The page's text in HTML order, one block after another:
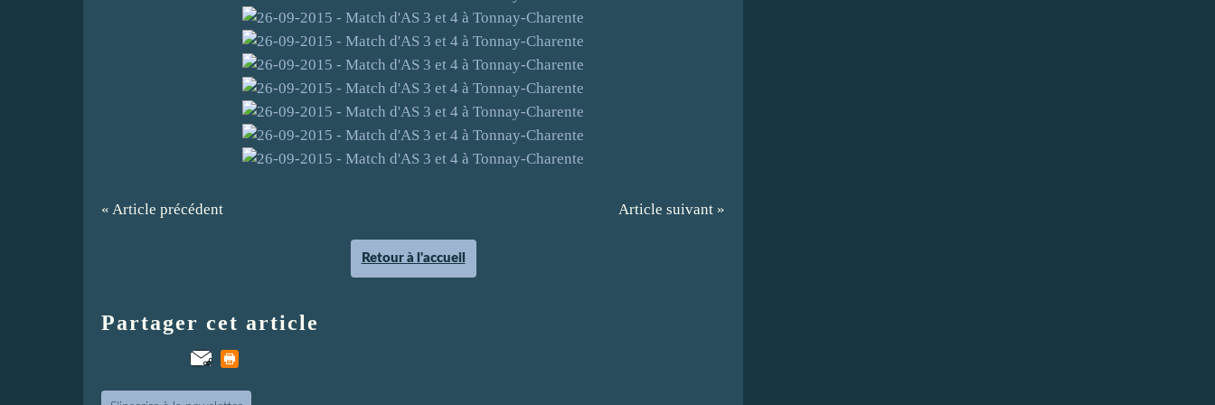
« Article précédent Article suivant »
Retour à l'accueil
Partager cet article